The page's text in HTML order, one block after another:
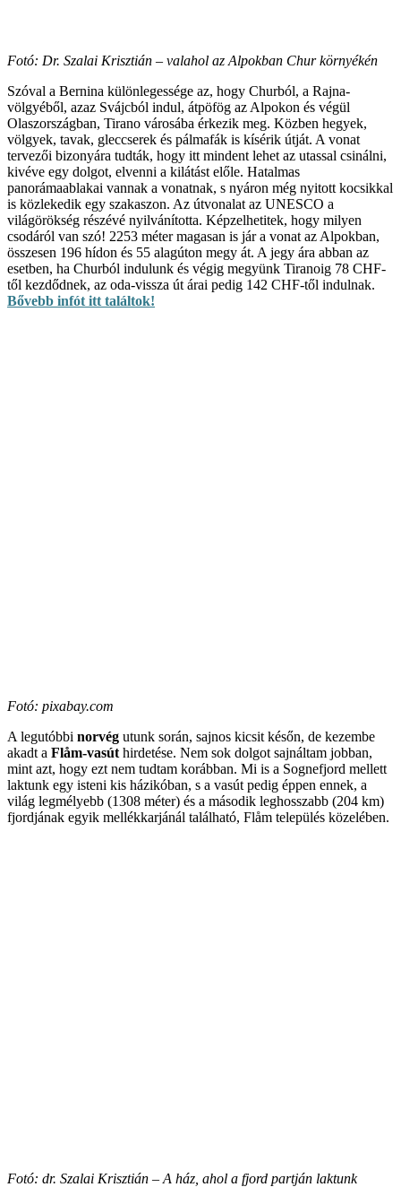
Fotó: Dr. Szalai Krisztián – valahol az Alpokban Chur környékén
Szóval a Bernina különlegessége az, hogy Churból, a Rajna-
völgyéből, azaz Svájcból indul, átpöfög az Alpokon és végül
Olaszországban, Tirano városába érkezik meg. Közben hegyek,
völgyek, tavak, gleccserek és pálmafák is kísérik útját. A vonat
tervezői bizonyára tudták, hogy itt mindent lehet az utassal csinálni,
kivéve egy dolgot, elvenni a kilátást előle. Hatalmas
panorámaablakai vannak a vonatnak, s nyáron még nyitott kocsikkal
is közlekedik egy szakaszon. Az útvonalat az UNESCO a
világörökség részévé nyilvánította. Képzelhetitek, hogy milyen
csodáról van szó! 2253 méter magasan is jár a vonat az Alpokban,
összesen 196 hídon és 55 alagúton megy át. A jegy ára abban az
esetben, ha Churból indulunk és végig megyünk Tiranoig 78 CHF-
től kezdődnek, az oda-vissza út árai pedig 142 CHF-től indulnak.
Bővebb infót itt találtok!
Fotó: pixabay.com
A legutóbbi norvég utunk során, sajnos kicsit későn, de kezembe
akadt a Flåm-vasút hirdetése. Nem sok dolgot sajnáltam jobban,
mint azt, hogy ezt nem tudtam korábban. Mi is a Sognefjord mellett
laktunk egy isteni kis házikóban, s a vasút pedig éppen ennek, a
világ legmélyebb (1308 méter) és a második leghosszabb (204 km)
fjordjának egyik mellékkarjánál található, Flåm település közelében.
Fotó: dr. Szalai Krisztián – A ház, ahol a fjord partján laktunk